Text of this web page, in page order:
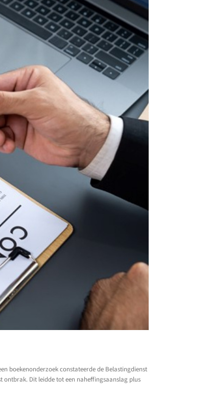
boekenonderzoek constateerde de Belastingdienst
ontbrak. Dit leidde tot een naheffingsaanslag plus